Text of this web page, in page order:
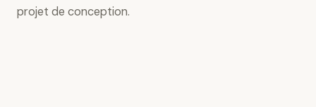
projet de conception.